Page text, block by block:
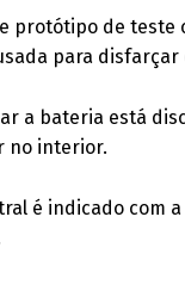
protótipo de teste
para disfarçar
a bateria está
no interior.
é indicado com